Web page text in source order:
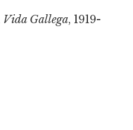
Vida Gallega, 1919-